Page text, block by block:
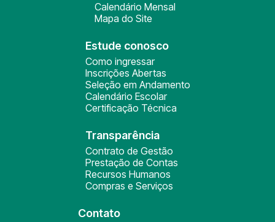
Calendário Mensal
Mapa do Site
Estude conosco
Como ingressar
Inscrições Abertas
Seleção em Andamento
Calendário Escolar
Certificação Técnica
Transparência
Contrato de Gestão
Prestação de Contas
Recursos Humanos
Compras e Serviços
Contato